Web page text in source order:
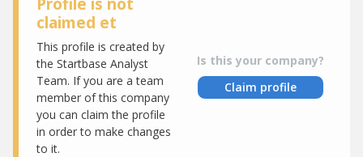
claimed et
This profile is created by
the Startbase Analyst
Team. If you are a team
member of this company
you can claim the profile
in order to make changes
to it.
Is this your company?
Claim profile